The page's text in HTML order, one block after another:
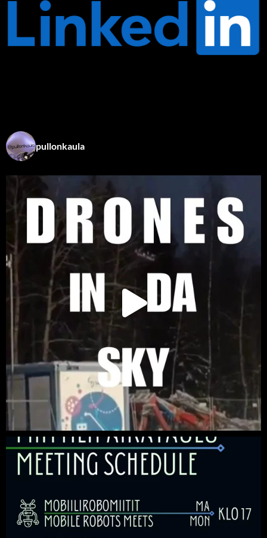
pullonkaula